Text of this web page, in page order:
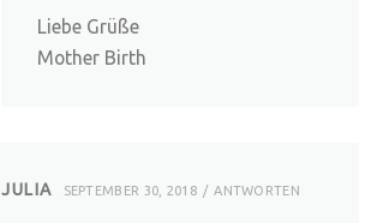
Liebe Grüße
Mother Birth
JULIA SEPTEMBER 30, 2018 ANTWORTEN